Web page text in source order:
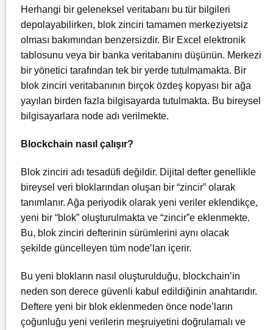
Herhangi bir geleneksel veritabanı bu tür bilgileri
depolayabilirken, blok zinciri tamamen merkeziyetsiz
olması bakımından benzersizdir. Bir Excel elektronik
tablosunu veya bir banka veritabanını düşünün. Merkezi
bir yönetici tarafından tek bir yerde tutulmamakta. Bir
blok zinciri veritabanının birçok özdeş kopyası bir ağa
yayılan birden fazla bilgisayarda tutulmakta. Bu bireysel
bilgisayarlara node adı verilmekte.
Blockchain nasıl çalışır?
Blok zinciri adı tesadüfi değildir. Dijital defter genellikle
bireysel veri bloklarından oluşan bir “zincir” olarak
tanımlanır. Ağa periyodik olarak yeni veriler eklendikçe,
yeni bir “blok” oluşturulmakta ve “zincir”e eklenmekte.
Bu, blok zinciri defterinin sürümlerini aynı olacak
şekilde güncelleyen tüm node’ları içerir.
Bu yeni blokların nasıl oluşturulduğu, blockchain’in
neden son derece güvenli kabul edildiğinin anahtarıdır.
Deftere yeni bir blok eklenmeden önce node’ların
çoğunluğu yeni verilerin meşruiyetini doğrulamalı ve